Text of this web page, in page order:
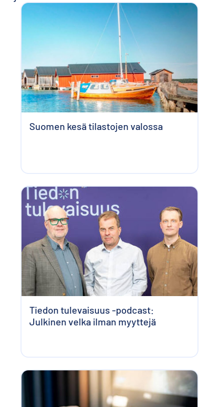
Suomen kesä tilastojen valossa
Tiedon tulevaisuus -podcast:
Julkinen velka ilman myyttejä